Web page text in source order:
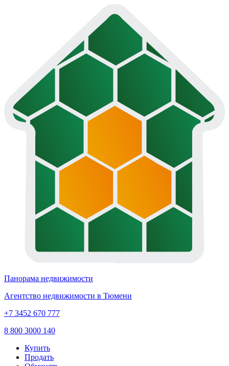
Панорама недвижимости
Агентство недвижимости в Тюмени
+7 3452 670 777
8 800 3000 140
Купить
Продать